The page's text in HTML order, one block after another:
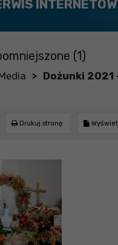
(1)
> Dożunki 2021
Drukuj stronę